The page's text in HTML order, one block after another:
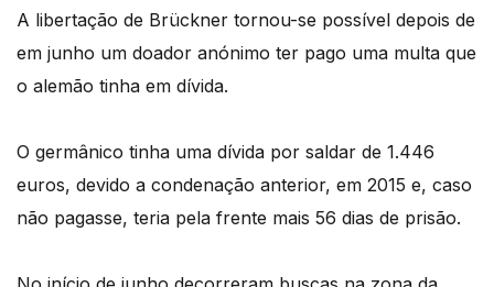
A libertação de Brückner tornou-se possível depois de
em junho um doador anónimo ter pago uma multa que
o alemão tinha em dívida.
O germânico tinha uma dívida por saldar de 1.446
euros, devido a condenação anterior, em 2015 e, caso
não pagasse, teria pela frente mais 56 dias de prisão.